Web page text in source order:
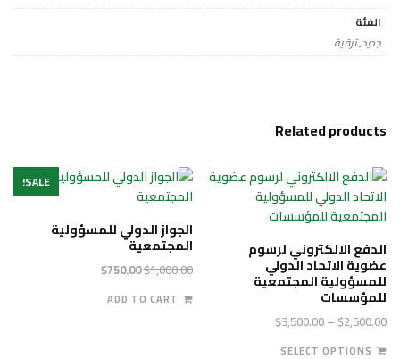
الفئة
جديد, ترقية
Related products
الدفع الالكتروني لرسوم
عضوية الاتحاد الدولي
للمسؤولية المجتمعية
للمؤسسات
$2,500.00
–
$3,500.00
SELECT OPTIONS
This
SALE!
الجواز الدولي للمسؤولية
المجتمعية
$1,000.00
Original
was:
$750.00
ADD TO CART